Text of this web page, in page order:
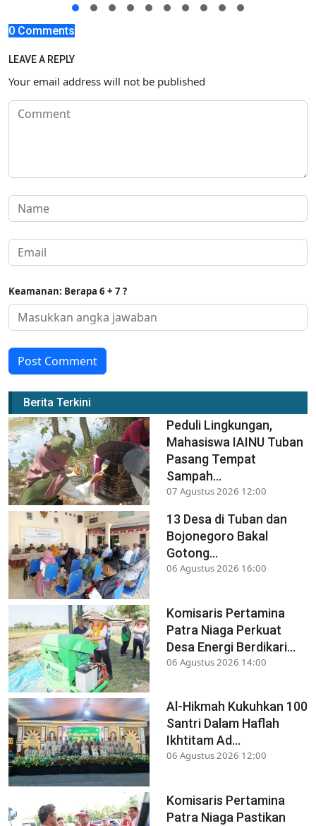
0 Comments
LEAVE A REPLY
Your email address will not be published
Keamanan: Berapa 6 + 7 ?
Post Comment
Berita Terkini
Peduli Lingkungan,
Mahasiswa IAINU Tuban
Pasang Tempat
Sampah...
07 Agustus 2026 12:00
13 Desa di Tuban dan
Bojonegoro Bakal
Gotong...
06 Agustus 2026 16:00
Komisaris Pertamina
Patra Niaga Perkuat
Desa Energi Berdikari...
06 Agustus 2026 14:00
Al-Hikmah Kukuhkan 100
Santri Dalam Haflah
Ikhtitam Ad...
06 Agustus 2026 12:00
Komisaris Pertamina
Patra Niaga Pastikan